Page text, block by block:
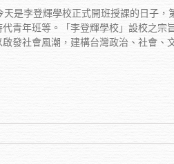
天是李登輝學校正式開班授課的日子
青年班等。「李登輝學校」設校之
發社會風潮，建構台灣政治、社會